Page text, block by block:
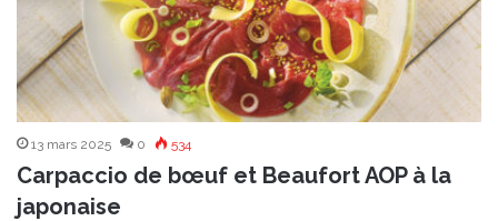
13 mars 2025 0 534
Carpaccio de bœuf et Beaufort AOP à la
japonaise